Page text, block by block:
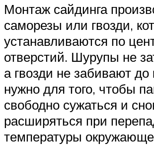
Монтаж сайдинга
саморезы или гвозди,
устанавливаются по
отверстий. Шурупы не
а гвозди не забивают до
нужно для того, чтобы
свободно сужаться и
расширяться при
температуры